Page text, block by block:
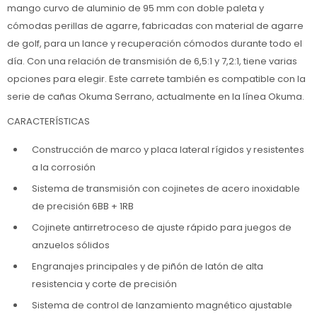
mango curvo de aluminio de 95 mm con doble paleta y
cómodas perillas de agarre, fabricadas con material de agarre
de golf, para un lance y recuperación cómodos durante todo el
día. Con una relación de transmisión de 6,5:1 y 7,2:1, tiene varias
opciones para elegir. Este carrete también es compatible con la
serie de cañas Okuma Serrano, actualmente en la línea Okuma.
CARACTERÍSTICAS
Construcción de marco y placa lateral rígidos y resistentes
a la corrosión
Sistema de transmisión con cojinetes de acero inoxidable
de precisión 6BB + 1RB
Cojinete antirretroceso de ajuste rápido para juegos de
anzuelos sólidos
Engranajes principales y de piñón de latón de alta
resistencia y corte de precisión
Sistema de control de lanzamiento magnético ajustable